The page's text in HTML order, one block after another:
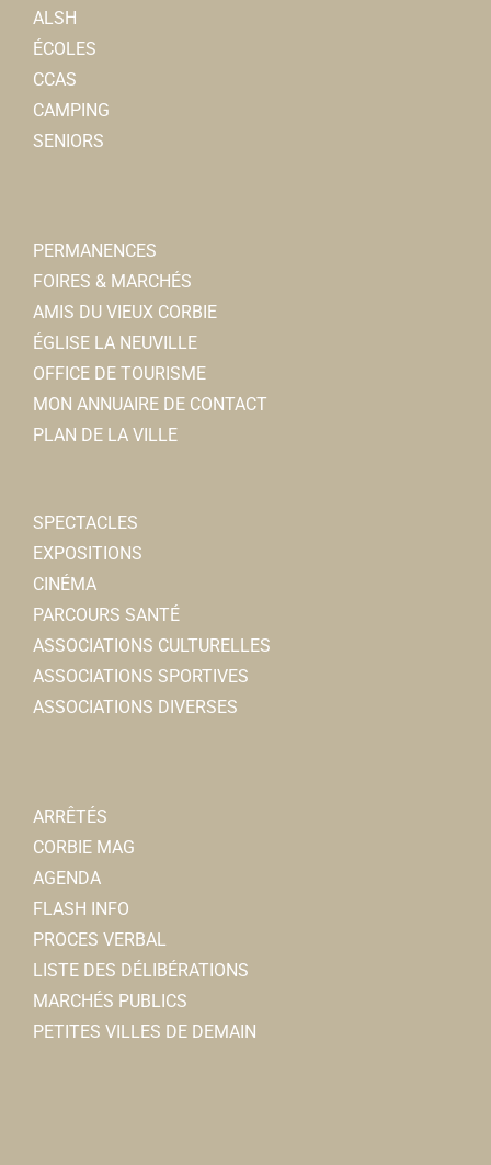
ALSH
ÉCOLES
CCAS
CAMPING
SENIORS
PERMANENCES
FOIRES & MARCHÉS
AMIS DU VIEUX CORBIE
ÉGLISE LA NEUVILLE
OFFICE DE TOURISME
MON ANNUAIRE DE CONTACT
PLAN DE LA VILLE
SPECTACLES
EXPOSITIONS
CINÉMA
PARCOURS SANTÉ
ASSOCIATIONS CULTURELLES
ASSOCIATIONS SPORTIVES
ASSOCIATIONS DIVERSES
ARRÊTÉS
CORBIE MAG
AGENDA
FLASH INFO
PROCES VERBAL
LISTE DES DÉLIBÉRATIONS
MARCHÉS PUBLICS
PETITES VILLES DE DEMAIN